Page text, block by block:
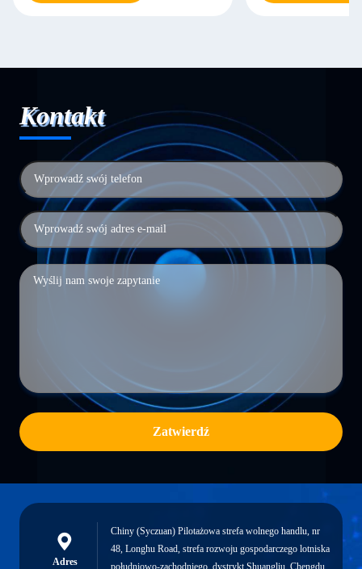
Kontakt
Zatwierdź
Adres
Chiny (Syczuan) Pilotażowa strefa wolnego handlu, nr
48, Longhu Road, strefa rozwoju gospodarczego lotniska
południowo-zachodniego, dystrykt Shuangliu, Chengdu